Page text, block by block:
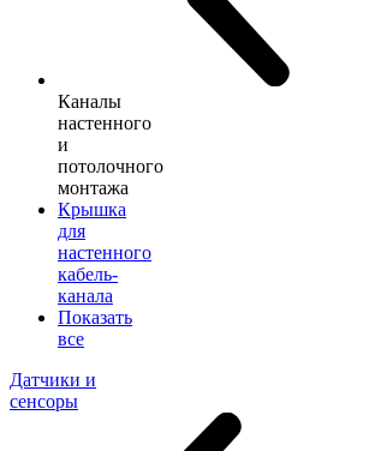
Каналы
настенного
и
потолочного
монтажа
Крышка
для
настенного
кабель-
канала
Показать
все
Датчики и
сенсоры